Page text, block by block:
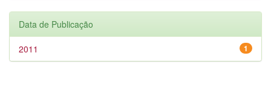
Data de Publicação
1
2011